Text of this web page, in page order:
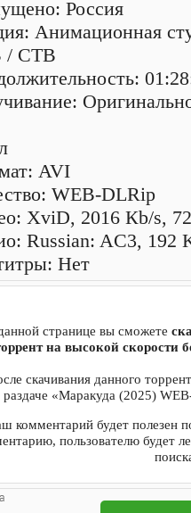
Россия
Анимационная
/ СТВ
AVI
WEB-DLRip
XviD, 2016 Кb/s,
Russian: AC3, 192
Нет
странице вы сможете
на высокой скорости
скачивания данного
раздаче «Маракуда (2025)
комментарий будет полезен
пользователю будет